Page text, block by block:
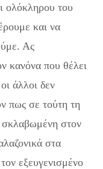
ολόκληρου του
και να
Ας
κανόνα που θέλει
άλλοι δεν
πως σε τούτη τη
σκλαβωμένη στον
στα
εξευγενισμένο